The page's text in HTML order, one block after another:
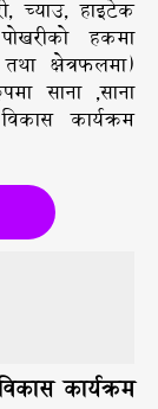
च्याउ, हाइटेक
हकमा
क्षेत्रफलमा)
साना ,साना
कार्यक्रम
कार्यक्रम